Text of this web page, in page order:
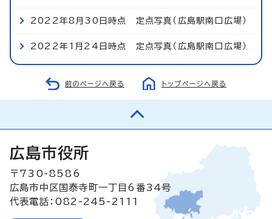
2022年8月30日時点 定点写真（広島駅南口広場）
2022年1月24日時点 定点写真（広島駅南口広場）
前のページへ戻る トップページへ戻る
広島市役所
〒730-8586
広島市中区国泰寺町一丁目6番34号
代表電話：082-245-2111